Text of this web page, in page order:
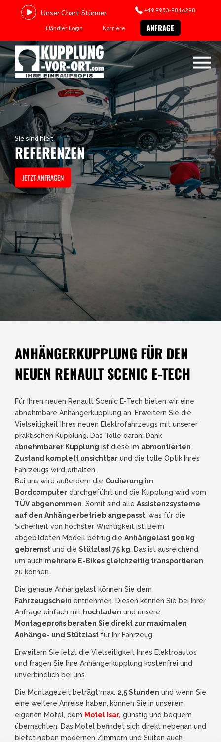
Unser Chart-Stürmer +49 9953-9816298
Händler Login Karriere ANFRAGE
Sie sind hier:
REFERENZEN
JETZT ANFRAGEN
ANHÄNGERKUPPLUNG FÜR DEN
NEUEN RENAULT SCENIC E-TECH
Für Ihren neuen Renault Scenic E-Tech bieten wir eine
abnehmbare Anhängerkupplung an. Erweitern Sie die
Vielseitigkeit Ihres neuen Elektrofahrzeugs mit unserer
praktischen Kupplung. Das Tolle daran: Dank
abnehmbarer Kupplung ist diese im abmontierten
Zustand komplett unsichtbar und die tolle Optik Ihres
Fahrzeugs wird erhalten.
Bei uns wird außerdem die Codierung im
Bordcomputer durchgeführt und die Kupplung wird vom
TÜV abgenommen. Somit sind alle Assistenzsysteme
auf den Anhängerbetrieb angepasst, was für die
Sicherheit von höchster Wichtigkeit ist. Beim
abgebildeten Modell betrug die Anhängelast 900 kg
gebremst und die Stützlast 75 kg. Das ist ausreichend,
um auch mehrere E-Bikes gleichzeitig transportieren
zu können.
Die genaue Anhängelast können Sie dem
Fahrzeugschein entnehmen. Diesen können Sie bei Ihrer
Anfrage einfach mit hochladen und unsere
Montageprofis beraten Sie direkt zur maximalen
Anhänge- und Stützlast für Ihr Fahrzeug.
Erweitern Sie jetzt die Vielseitigkeit Ihres Elektroautos
und fragen Sie Ihre Anhängerkupplung kostenfrei und
unverbindlich bei uns.
Die Montagezeit beträgt max. 2,5 Stunden und wenn Sie
eine weitere Anreise haben, können Sie in unserem
eigenen Motel, dem Motel Isar, günstig und bequem
übernachten. Das Motel befindet sich direkt nebenan und
bietet neben modernen Zimmern und Suiten auch